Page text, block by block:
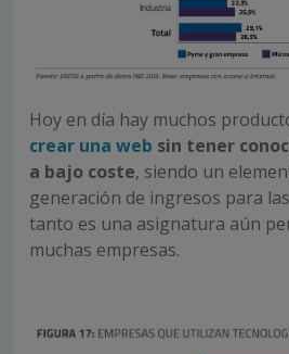
Hoy en día hay muchos
crear una web sin tener
a bajo coste, siendo un
generación de ingresos para
tanto es una asignatura aún
muchas empresas.